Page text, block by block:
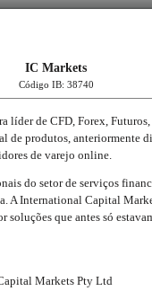
IC Markets
Código IB: 38740
de CFD, Forex, Futuros,
de produtos, anteriormente
de varejo online.
do setor de serviços
A International Capital
soluções que antes só
Markets Pty Ltd